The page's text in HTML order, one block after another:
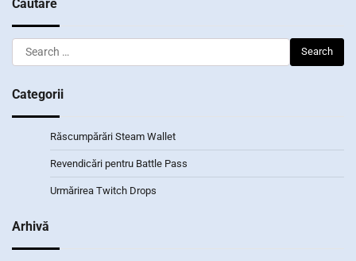
Căutare
Search
for:
Categorii
Răscumpărări Steam Wallet
Revendicări pentru Battle Pass
Urmărirea Twitch Drops
Arhivă